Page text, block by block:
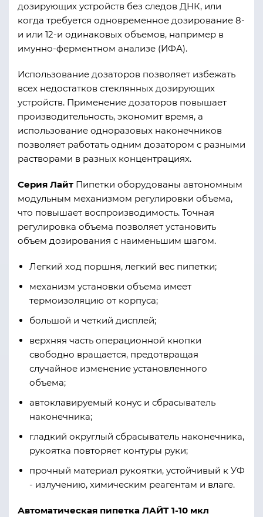
дозирующих устройств без следов ДНК, или
когда требуется одновременное дозирование 8-
и или 12-и одинаковых объемов, например в
имунно-ферментном анализе (ИФА).
Использование дозаторов позволяет избежать
всех недостатков стеклянных дозирующих
устройств. Применение дозаторов повышает
производительность, экономит время, а
использование одноразовых наконечников
позволяет работать одним дозатором с разными
растворами в разных концентрациях.
Серия Лайт Пипетки оборудованы автономным
модульным механизмом регулировки объема,
что повышает воспроизводимость. Точная
регулировка объема позволяет установить
объем дозирования с наименьшим шагом.
Легкий ход поршня, легкий вес пипетки;
механизм установки объема имеет
термоизоляцию от корпуса;
большой и четкий дисплей;
верхняя часть операционной кнопки
свободно вращается, предотвращая
случайное изменение установленного
объема;
автоклавируемый конус и сбрасыватель
наконечника;
гладкий округлый сбрасыватель наконечника,
рукоятка повторяет контуры руки;
прочный материал рукоятки, устойчивый к УФ
- излучению, химическим реагентам и влаге.
Автоматическая пипетка ЛАЙТ 1-10 мкл